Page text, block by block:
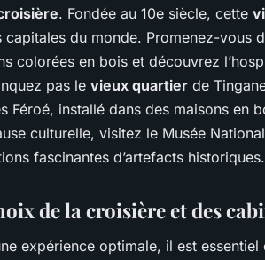
. Fondée au 10e siècle, cette
capitales du monde. Promenez-vous
colorées en bois et découvrez
pas le vieux quartier de
Féroé, installé dans des maisons en
culturelle, visitez le Musée
fascinantes d’artefacts historiques.
de la croisière et des
expérience optimale, il est